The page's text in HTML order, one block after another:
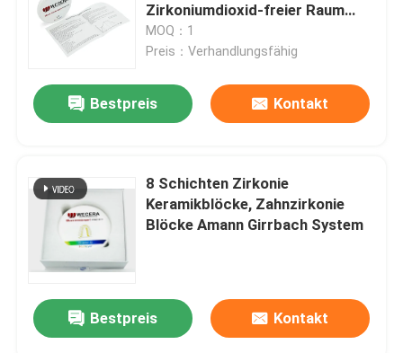
Zu Hause
Zirkoniumdioxid-freier Raum
keramisches UT
mehrschichtiges B2 D98*22mm
MOQ：1
Preis：Verhandlungsfähig
Bestpreis Kontakt
8 Schichten Zirkonie
Keramikblöcke, Zahnzirkonie
Blöcke Amann Girrbach System
Bestpreis Kontakt